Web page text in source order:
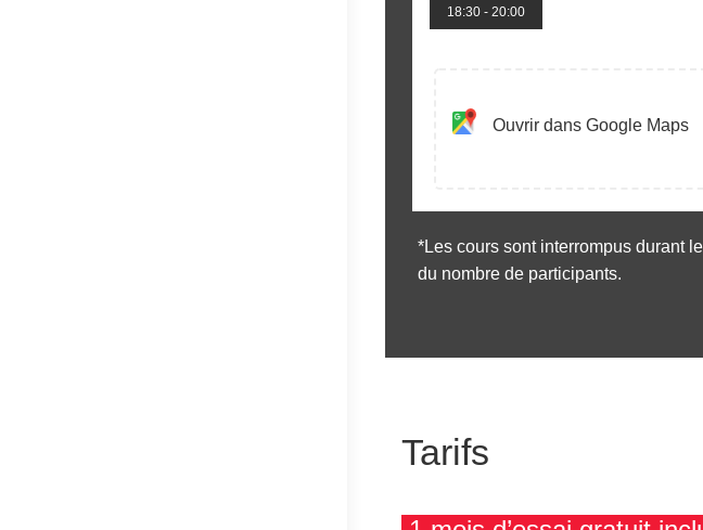
18:30 - 20:00
Ouvrir dans Google Maps
*Les cours sont interrompus durant
du nombre de participants.
Tarifs